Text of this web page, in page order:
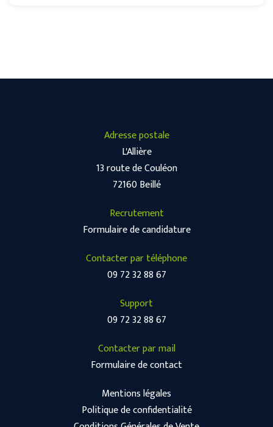
Adresse postale
L'Allière
13 route de Couléon
72160 Beillé
Recrutement
Formulaire de candidature
Contacter par téléphone
09 72 32 88 67
Support
09 72 32 88 67
Contacter par mail
Formulaire de contact
Mentions légales
Politique de confidentialité